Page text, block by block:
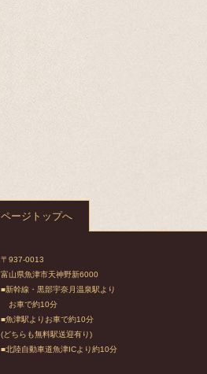
ページトップへ
〒937-0013
富山県魚津市天神野新6000
■新幹線・黒部宇奈月温泉駅より
お車で約10分
■魚津駅よりお車で約10分
(どちらも無料駅送迎有り)
■北陸自動車道魚津ICより約10分